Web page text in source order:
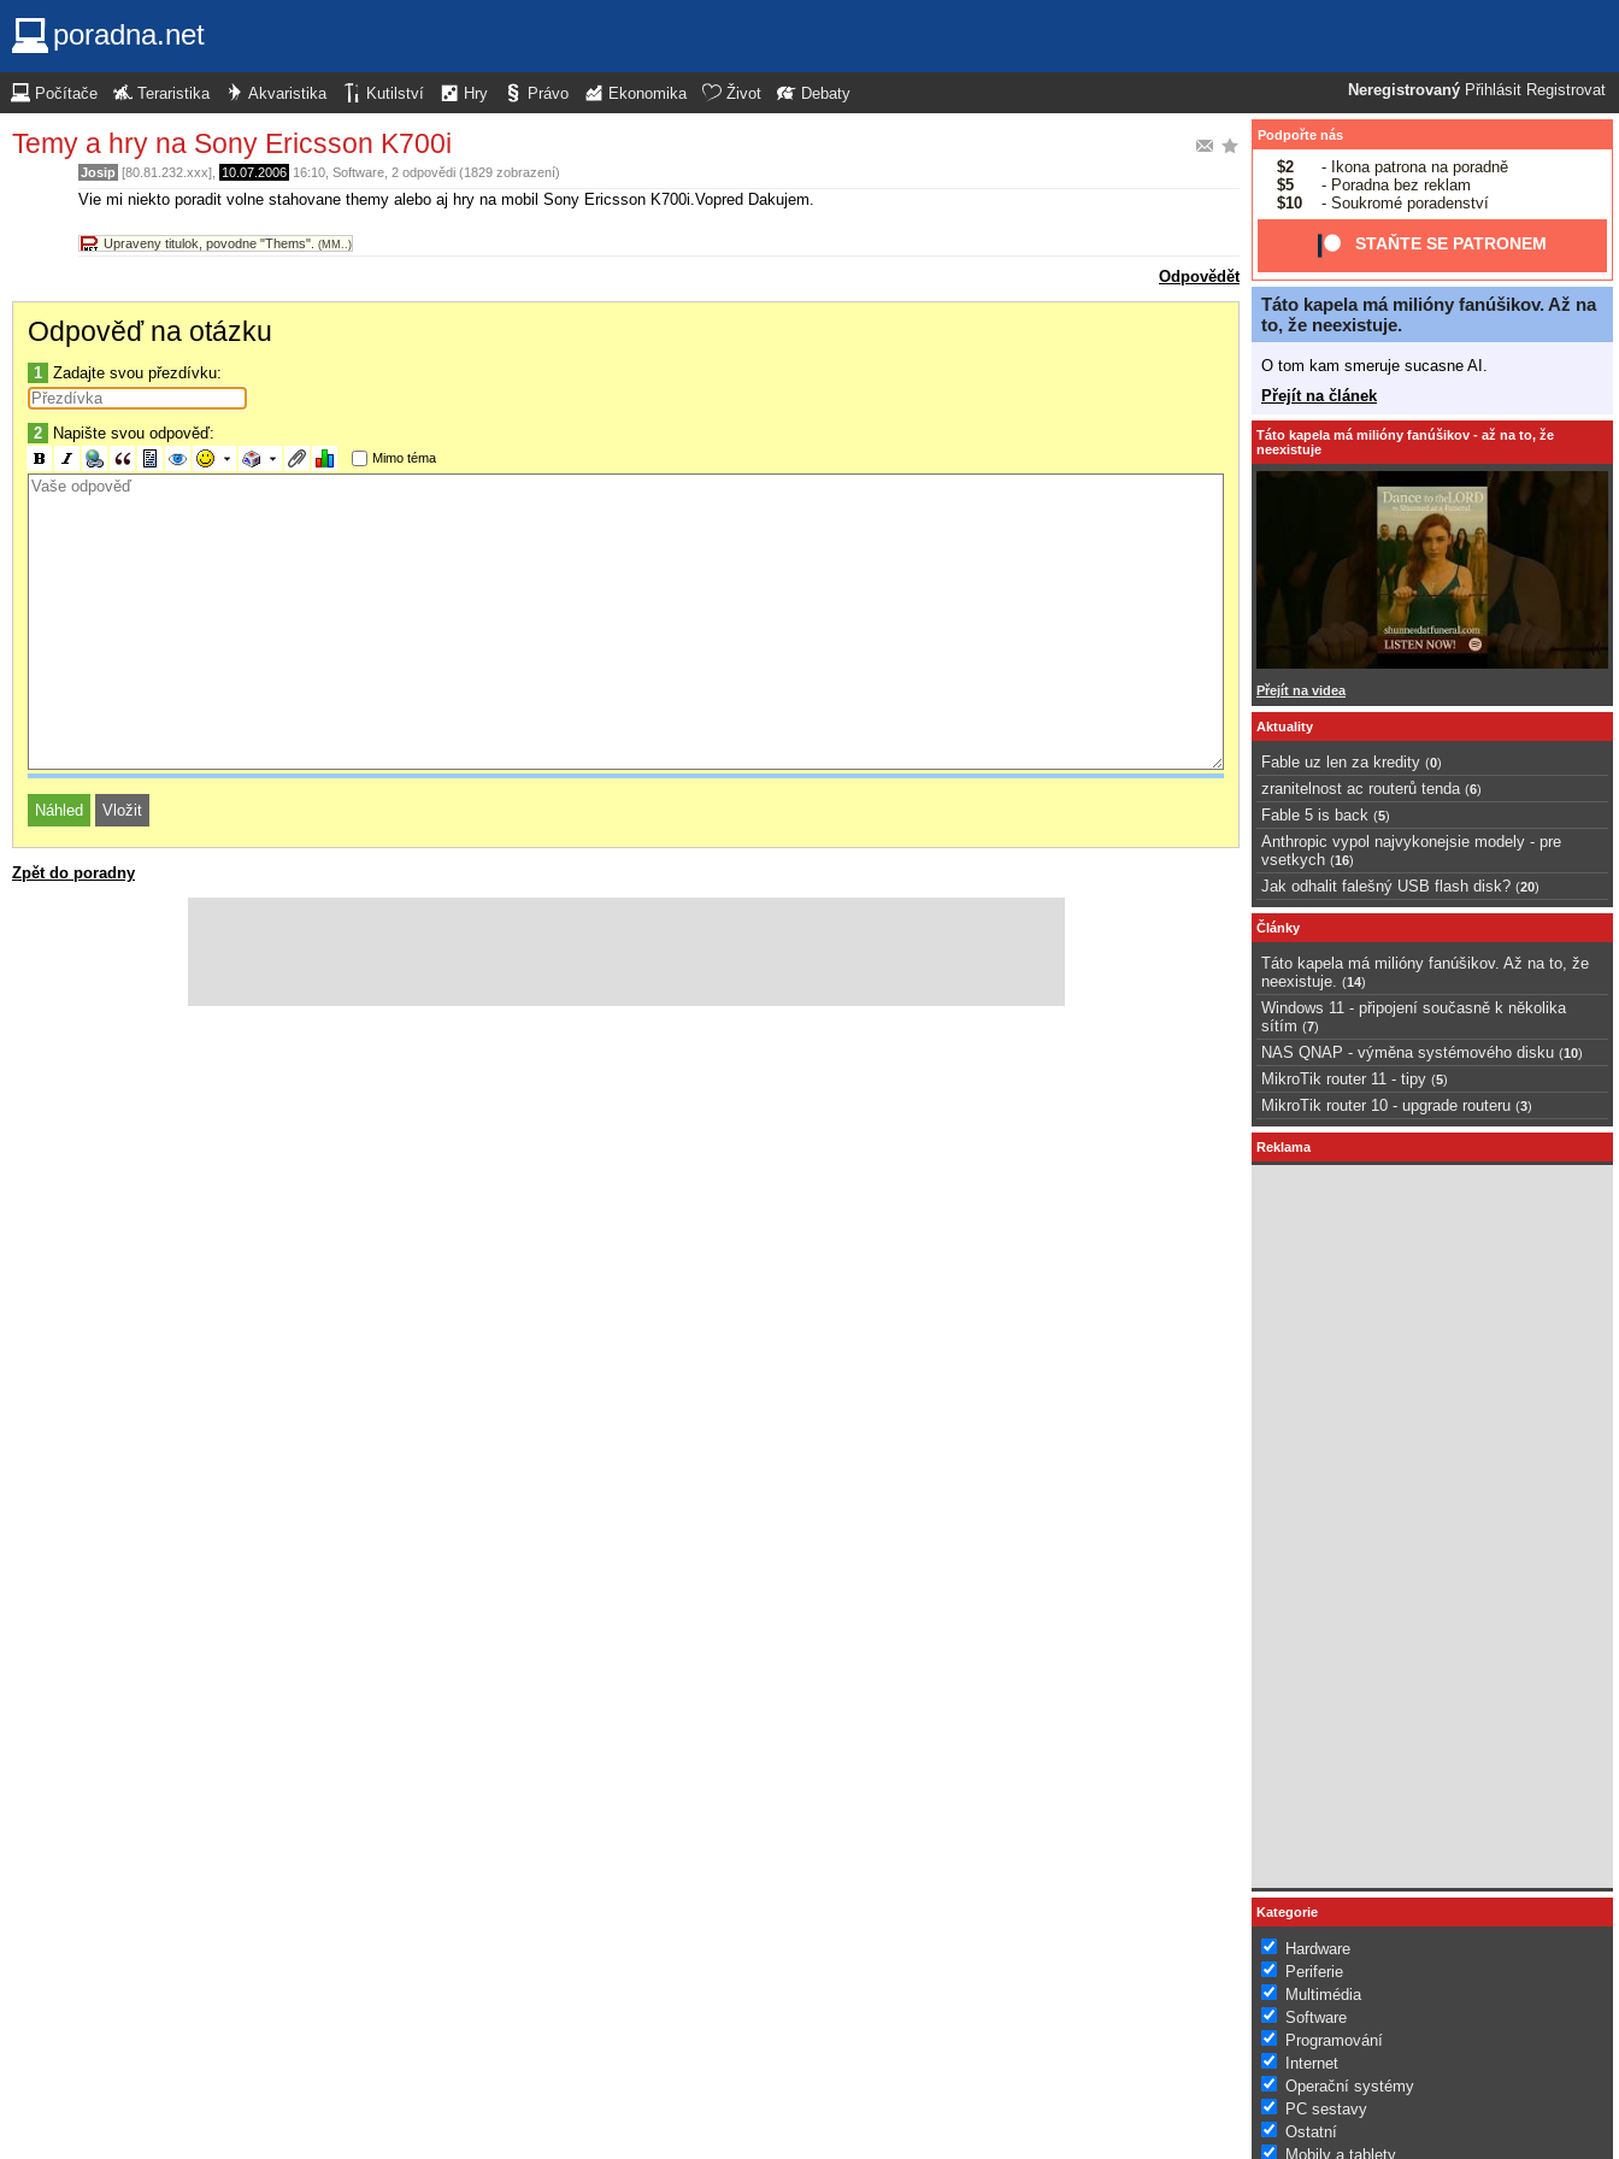
poradna.net
Neregistrovaný Přihlásit Registrovat
Počítače Teraristika Akvaristika Kutilství Hry Právo Ekonomika Život Debaty
Temy a hry na Sony Ericsson K700i
Josip [80.81.232.xxx], 10.07.2006 16:10 Software , 2 odpovědi (1829 zobrazení)
Vie mi niekto poradit volne stahovane themy alebo aj hry na mobil Sony Ericsson K700i.Vopred Dakujem.
Upraveny titulok, povodne "Thems". (MM..)
Odpovědět
Odpověď na otázku
1 Zadajte svou přezdívku:
2 Napište svou odpověď:
Mimo téma
Zpět do poradny
Podpořte nás
$2
- Ikona patrona na poradně
$5
- Poradna bez reklam
$10
- Soukromé poradenství
STAŇTE SE PATRONEM
Táto kapela má milióny fanúšikov. Až na
to, že neexistuje.
O tom kam smeruje sucasne AI.
Přejít na článek
Táto kapela má milióny fanúšikov - až na to, že
neexistuje
Přejít na videa
Aktuality
Fable uz len za kredity (0)
zranitelnost ac routerů tenda (6)
Fable 5 is back (5)
Anthropic vypol najvykonejsie modely - pre
vsetkych (16)
Jak odhalit falešný USB flash disk? (20)
Články
Táto kapela má milióny fanúšikov. Až na to, že
neexistuje.
(14)
Windows 11 - připojení současně k několika
sítím (7)
NAS QNAP - výměna systémového disku (10)
MikroTik router 11 - tipy (5)
MikroTik router 10 - upgrade routeru (3)
Reklama
Kategorie
Hardware
Periferie
Multimédia
Software
Programování
Internet
Operační systémy
PC sestavy
Ostatní
Mobily a tablety